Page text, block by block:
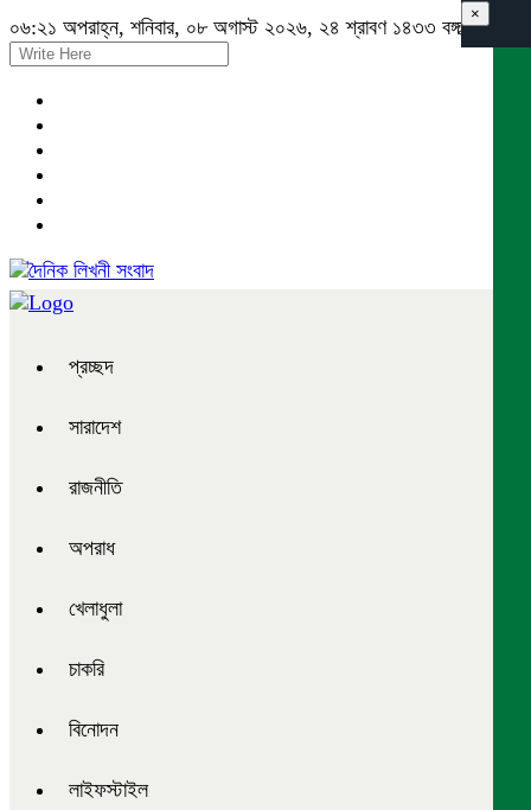
০৬:২১ অপরাহ্ন, শনিবার, ০৮ অগাস্ট ২০২৬, ২৪ শ্রাবণ ১৪৩৩ বঙ্গাব্দ
প্রচ্ছদ
সারাদেশ
রাজনীতি
অপরাধ
খেলাধুলা
চাকরি
বিনোদন
লাইফস্টাইল
×